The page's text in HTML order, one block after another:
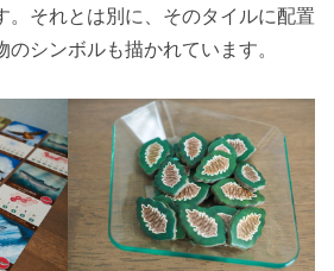
。それとは別に、そのタイルに配置
シンボルも描かれています。